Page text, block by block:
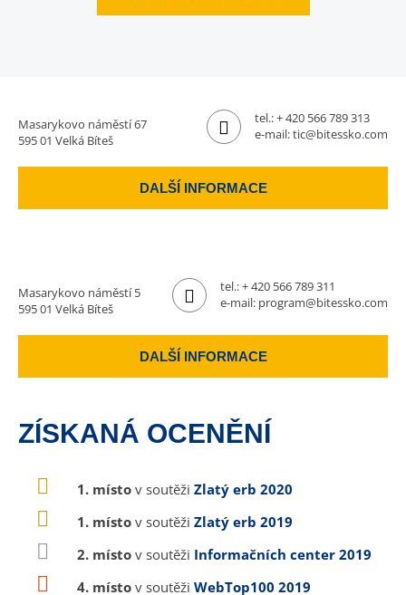
Masarykovo náměstí 67
595 01 Velká Bíteš
tel.:+ 420 566 789 313
e-mail:tic@bitessko.com
DALŠÍ INFORMACE
Masarykovo náměstí 5
595 01 Velká Bíteš
tel.:+ 420 566 789 311
e-mail: program@bitessko.com
DALŠÍ INFORMACE
ZÍSKANÁ OCENĚNÍ
1. místo v soutěži Zlatý erb 2020
1. místo v soutěži Zlatý erb 2019
2. místo v soutěži Informačních center 2019
4. místo v soutěži WebTop100 2019